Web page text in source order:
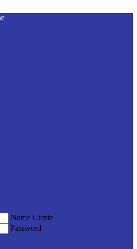
Nome Utente
Password